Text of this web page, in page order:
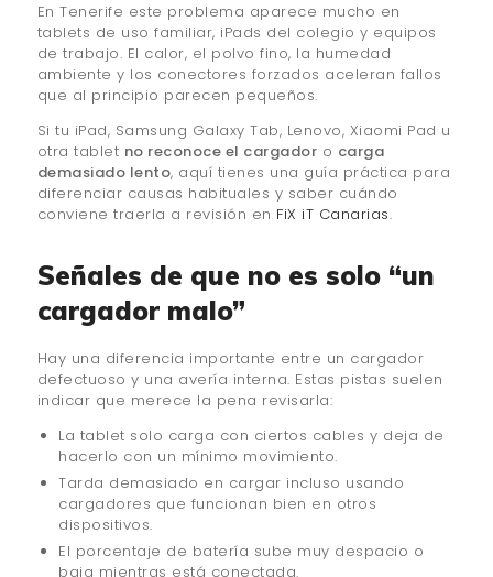
En Tenerife este problema aparece mucho en
tablets de uso familiar, iPads del colegio y equipos
de trabajo. El calor, el polvo fino, la humedad
ambiente y los conectores forzados aceleran fallos
que al principio parecen pequeños.
Si tu iPad, Samsung Galaxy Tab, Lenovo, Xiaomi Pad u
otra tablet no reconoce el cargador o carga
demasiado lento, aquí tienes una guía práctica para
diferenciar causas habituales y saber cuándo
conviene traerla a revisión en FiX iT Canarias.
Señales de que no es solo “un
cargador malo”
Hay una diferencia importante entre un cargador
defectuoso y una avería interna. Estas pistas suelen
indicar que merece la pena revisarla:
La tablet solo carga con ciertos cables y deja de
hacerlo con un mínimo movimiento.
Tarda demasiado en cargar incluso usando
cargadores que funcionan bien en otros
dispositivos.
El porcentaje de batería sube muy despacio o
baja mientras está conectada.